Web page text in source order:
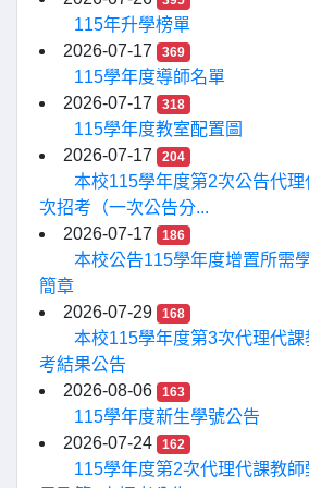
115年升學榜單
2026-07-17
369
115學年度導師名單
2026-07-17
318
115學年度教室配置圖
2026-07-17
204
本校115學年度第2次公告代
次招考（一次公告分...
2026-07-17
186
本校公告115學年度增置所需
簡章
2026-07-29
168
本校115學年度第3次代理代
考結果公告
2026-08-06
163
115學年度新生學號公告
2026-07-24
162
115學年度第2次代理代課教